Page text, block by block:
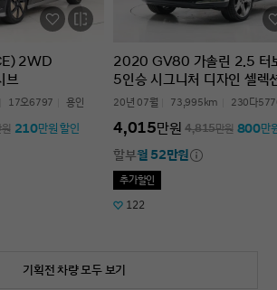
생각합니다.
2WD
브
17오6797 용인
210만원 할인
2020 GV80 가솔린 2.5 터
5인승 시그니처 디자인 셀
20년 07월 73,995km 230다
4,015만원 4,815만원 800만
할부월 52만원
추가할인
122
기획전 차량 모두 보기